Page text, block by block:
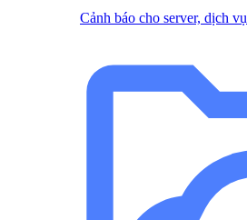
Cảnh báo cho server, dịch vụ